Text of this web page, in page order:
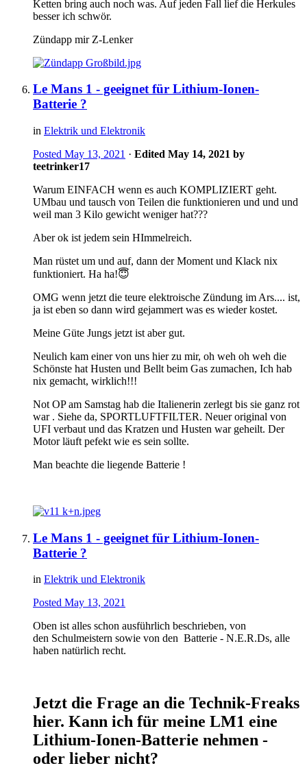
Ketten bring auch noch was. Auf jeden Fall lief die Herkules
besser ich schwör.
Zündapp mir Z-Lenker
Le Mans 1 - geeignet für Lithium-Ionen-
Batterie ?
in Elektrik und Elektronik
Posted May 13, 2021 · Edited May 14, 2021 by
teetrinker17
Warum EINFACH wenn es auch KOMPLIZIERT geht.
UMbau und tausch von Teilen die funktionieren und und und
weil man 3 Kilo gewicht weniger hat???
Aber ok ist jedem sein HImmelreich.
Man rüstet um und auf, dann der Moment und Klack nix
funktioniert. Ha ha!😇
OMG wenn jetzt die teure elektroische Zündung im Ars.... ist,
ja ist eben so dann wird gejammert was es wieder kostet.
Meine Güte Jungs jetzt ist aber gut.
Neulich kam einer von uns hier zu mir, oh weh oh weh die
Schönste hat Husten und Bellt beim Gas zumachen, Ich hab
nix gemacht, wirklich!!!
Not OP am Samstag hab die Italienerin zerlegt bis sie ganz rot
war . Siehe da, SPORTLUFTFILTER. Neuer original von
UFI verbaut und das Kratzen und Husten war geheilt. Der
Motor läuft pefekt wie es sein sollte.
Man beachte die liegende Batterie !
Le Mans 1 - geeignet für Lithium-Ionen-
Batterie ?
in Elektrik und Elektronik
Posted May 13, 2021
Oben ist alles schon ausführlich beschrieben, von
den Schulmeistern sowie von den Batterie - N.E.R.Ds, alle
haben natürlich recht.
Jetzt die Frage an die Technik-Freaks
hier. Kann ich für meine LM1 eine
Lithium-Ionen-Batterie nehmen -
oder lieber nicht?